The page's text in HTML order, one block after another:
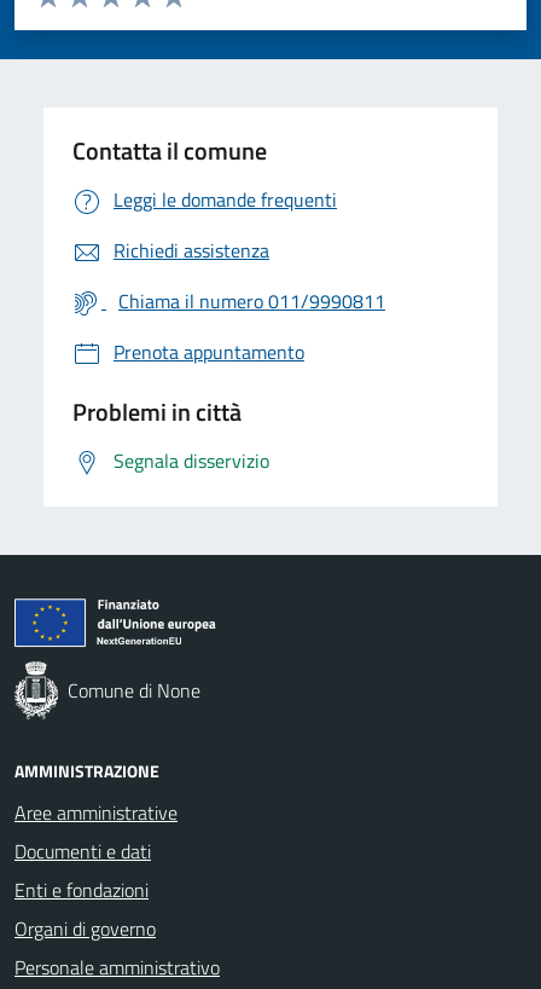
Valuta 5 stelle su 5
Valuta 4 stelle su 5
Valuta 3 stelle su 5
Valuta 2 stelle su 5
Valuta 1 stelle su 5
Contatta il comune
Leggi le domande frequenti
Richiedi assistenza
Chiama il numero 011/9990811
Prenota appuntamento
Problemi in città
Segnala disservizio
Comune di None
AMMINISTRAZIONE
Aree amministrative
Documenti e dati
Enti e fondazioni
Organi di governo
Personale amministrativo